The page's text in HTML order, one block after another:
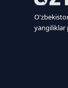
yangiliklar